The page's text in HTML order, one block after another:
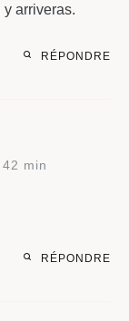
y arriveras.
RÉPONDRE
min
RÉPONDRE